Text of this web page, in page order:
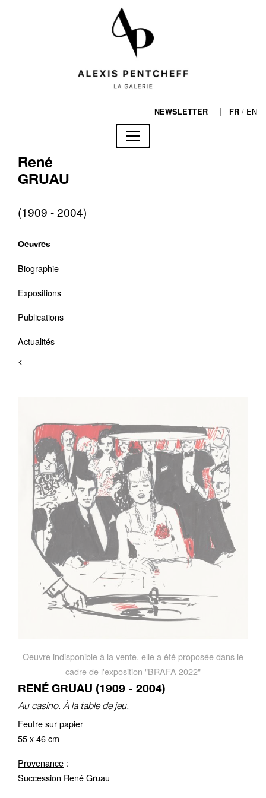
NEWSLETTER | FR / EN
René
GRUAU
(1909 - 2004)
Oeuvres
Biographie
Expositions
Publications
Actualités
<
Oeuvre indisponible à la vente, elle a été proposée dans le
cadre de l'exposition "BRAFA 2022"
RENÉ GRUAU (1909 - 2004)
Au casino. À la table de jeu.
Feutre sur papier
55 x 46 cm
Provenance :
Succession René Gruau